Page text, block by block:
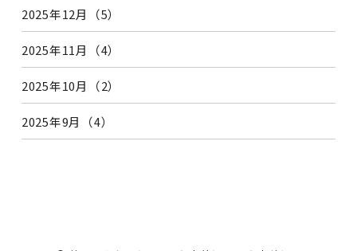
2025年12月（5）
2025年11月（4）
2025年10月（2）
2025年9月（4）